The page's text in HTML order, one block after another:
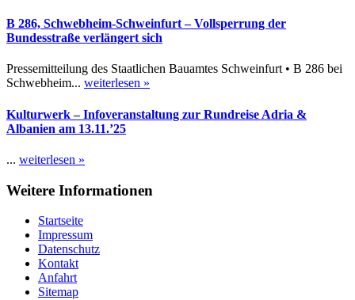
B 286, Schwebheim-Schweinfurt – Vollsperrung der
Bundesstraße verlängert sich
Pressemitteilung des Staatlichen Bauamtes Schweinfurt • B 286 bei
Schwebheim... weiterlesen »
Kulturwerk – Infoveranstaltung zur Rundreise Adria &
Albanien am 13.11.’25
... weiterlesen »
Weitere Informationen
Startseite
Impressum
Datenschutz
Kontakt
Anfahrt
Sitemap